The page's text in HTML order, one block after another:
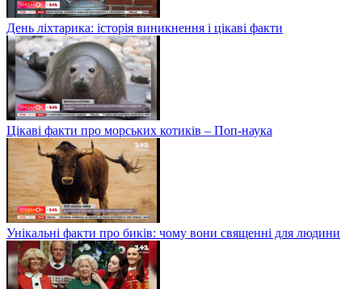
День ліхтарика: історія виникнення і цікаві факти
Цікаві факти про морських котиків – Поп-наука
Унікальні факти про биків: чому вони священні для людини